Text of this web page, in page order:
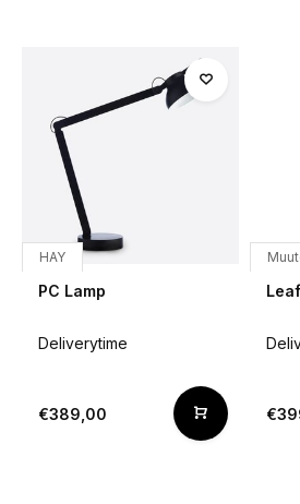
HAY
PC Lamp
Deliverytime
€389,00